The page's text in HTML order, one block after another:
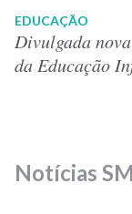
EDUCAÇÃO
Divulgada
da Educação
Notícias